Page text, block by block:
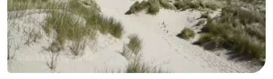
Natuur
Het
-
Knokke-
-